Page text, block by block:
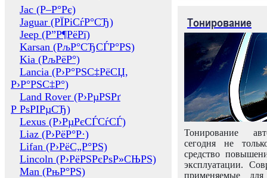
Jac (Р–Р°Рє)
Jaguar (РЇРіСѓР°СЂ)
Jeep (Р”Р¶РёРї)
Karsan (РљР°СЂСЃР°РЅ)
Kia (РљРёР°)
Lancia (Р›Р°РЅС‡РёСЏ,
Р›Р°РЅС‡Р°)
Land Rover (Р›РµРЅРґ
Р РѕРІРµСЂ)
Lexus (Р›РµРєСЃСѓСЃ)
Liaz (Р›РёР°Р·)
Lifan (Р›РёС„Р°РЅ)
Lincoln (Р›РёРЅРєРѕР»СЊРЅ)
Man (РњР°РЅ)
Тонирование
Тонирование
сегодня не
средство
эксплуатации.
применяемые